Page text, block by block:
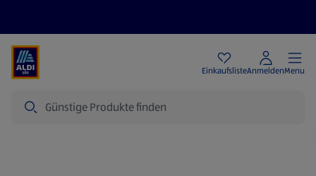
EinkaufslisteAnmeldenMenu